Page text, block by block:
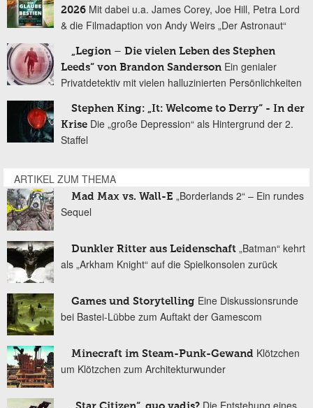
2026 Mit dabei u.a. James Corey, Joe Hill, Petra Lord
& die Filmadaption von Andy Weirs „Der Astronaut“
„Legion – Die vielen Leben des Stephen
Leeds“ von Brandon Sanderson Ein genialer
Privatdetektiv mit vielen halluzinierten Persönlichkeiten
Stephen King: „It: Welcome to Derry“ - In der
Krise Die „große Depression“ als Hintergrund der 2.
Staffel
ARTIKEL ZUM THEMA
Mad Max vs. Wall-E „Borderlands 2“ – Ein rundes
Sequel
Dunkler Ritter aus Leidenschaft „Batman“ kehrt
als „Arkham Knight“ auf die Spielkonsolen zurück
Games und Storytelling Eine Diskussionsrunde
bei Bastei-Lübbe zum Auftakt der Gamescom
Minecraft im Steam-Punk-Gewand Klötzchen
um Klötzchen zum Architekturwunder
Die Entstehung eines